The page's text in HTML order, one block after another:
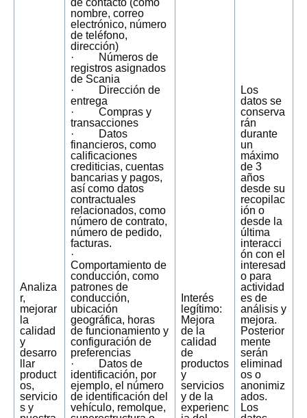
Analiza
r,
mejorar
la
calidad
y
desarro
llar
product
os,
servicio
s y
de contacto (como
nombre, correo
electrónico, número
de teléfono,
dirección)
· Números de
registros asignados
de Scania
· Dirección de
entrega
· Compras y
transacciones
· Datos
financieros, como
calificaciones
crediticias, cuentas
bancarias y pagos,
así como datos
contractuales
relacionados, como
número de contrato,
número de pedido,
facturas.
·
Comportamiento de
conducción, como
patrones de
conducción,
ubicación
geográfica, horas
de funcionamiento y
configuración de
preferencias
· Datos de
identificación, por
ejemplo, el número
de identificación del
vehículo, remolque,
Interés
legítimo:
Mejora
de la
calidad
de
productos
y
servicios
y de la
experienc
Los
datos se
conserva
rán
durante
un
máximo
de 3
años
desde su
recopilac
ión o
desde la
última
interacci
ón con el
interesad
o para
actividad
es de
análisis y
mejora.
Posterior
mente
serán
eliminad
os o
anonimiz
ados.
Los